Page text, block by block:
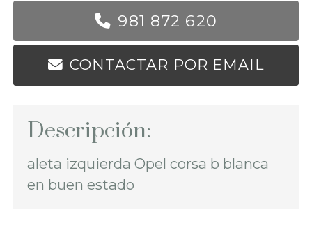
981 872 620
CONTACTAR POR EMAIL
Descripción:
aleta izquierda Opel corsa b blanca
en buen estado